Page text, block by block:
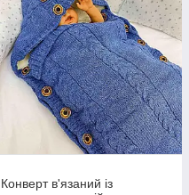
Конверт в'язаний із